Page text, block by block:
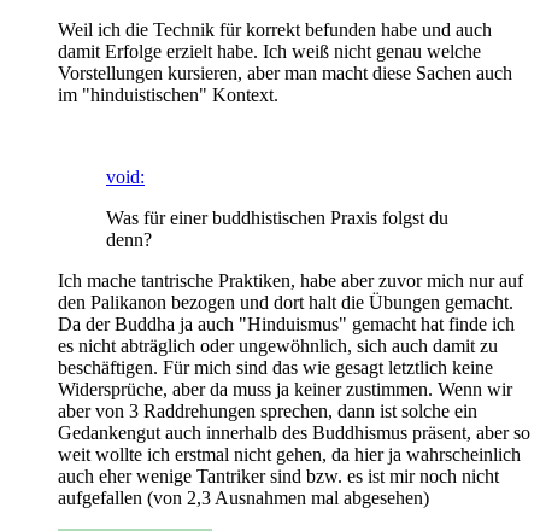
Weil ich die Technik für korrekt befunden habe und auch
damit Erfolge erzielt habe. Ich weiß nicht genau welche
Vorstellungen kursieren, aber man macht diese Sachen auch
im "hinduistischen" Kontext.
void:
Was für einer buddhistischen Praxis folgst du
denn?
Ich mache tantrische Praktiken, habe aber zuvor mich nur auf
den Palikanon bezogen und dort halt die Übungen gemacht.
Da der Buddha ja auch "Hinduismus" gemacht hat finde ich
es nicht abträglich oder ungewöhnlich, sich auch damit zu
beschäftigen. Für mich sind das wie gesagt letztlich keine
Widersprüche, aber da muss ja keiner zustimmen. Wenn wir
aber von 3 Raddrehungen sprechen, dann ist solche ein
Gedankengut auch innerhalb des Buddhismus präsent, aber so
weit wollte ich erstmal nicht gehen, da hier ja wahrscheinlich
auch eher wenige Tantriker sind bzw. es ist mir noch nicht
aufgefallen (von 2,3 Ausnahmen mal abgesehen)